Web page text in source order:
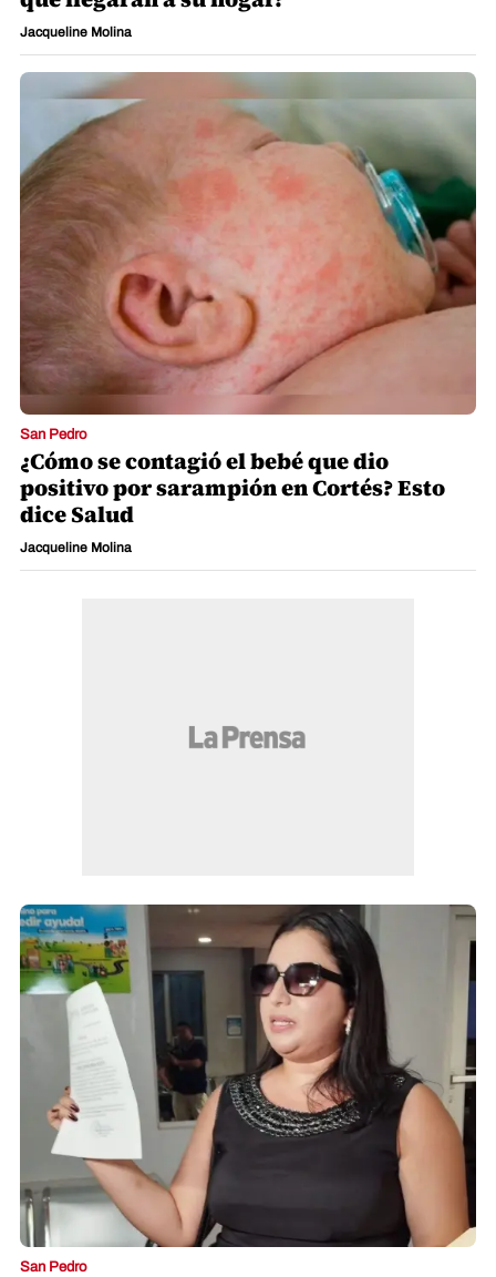
Jacqueline Molina
San Pedro
¿Cómo se contagió el bebé que dio
positivo por sarampión en Cortés? Esto
dice Salud
Jacqueline Molina
San Pedro